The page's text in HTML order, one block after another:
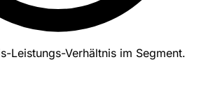
Leistungs-Verhältnis im Segment.